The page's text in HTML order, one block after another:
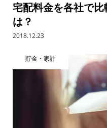
宅配料金を各社で
は？
2018.12.23
貯金・家計